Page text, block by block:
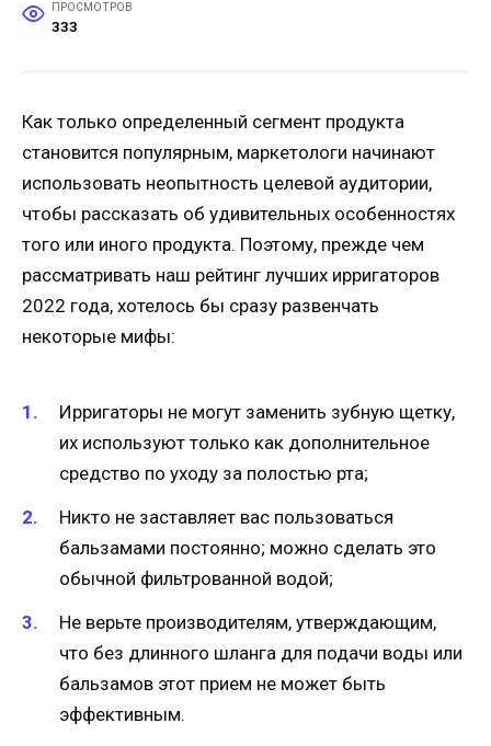
ПРОСМОТРОВ
333
Как только определенный сегмент продукта
становится популярным, маркетологи начинают
использовать неопытность целевой аудитории,
чтобы рассказать об удивительных особенностях
того или иного продукта. Поэтому, прежде чем
рассматривать наш рейтинг лучших ирригаторов
2022 года, хотелось бы сразу развенчать
некоторые мифы:
Ирригаторы не могут заменить зубную щетку,
их используют только как дополнительное
средство по уходу за полостью рта;
Никто не заставляет вас пользоваться
бальзамами постоянно; можно сделать это
обычной фильтрованной водой;
Не верьте производителям, утверждающим,
что без длинного шланга для подачи воды или
бальзамов этот прием не может быть
эффективным.